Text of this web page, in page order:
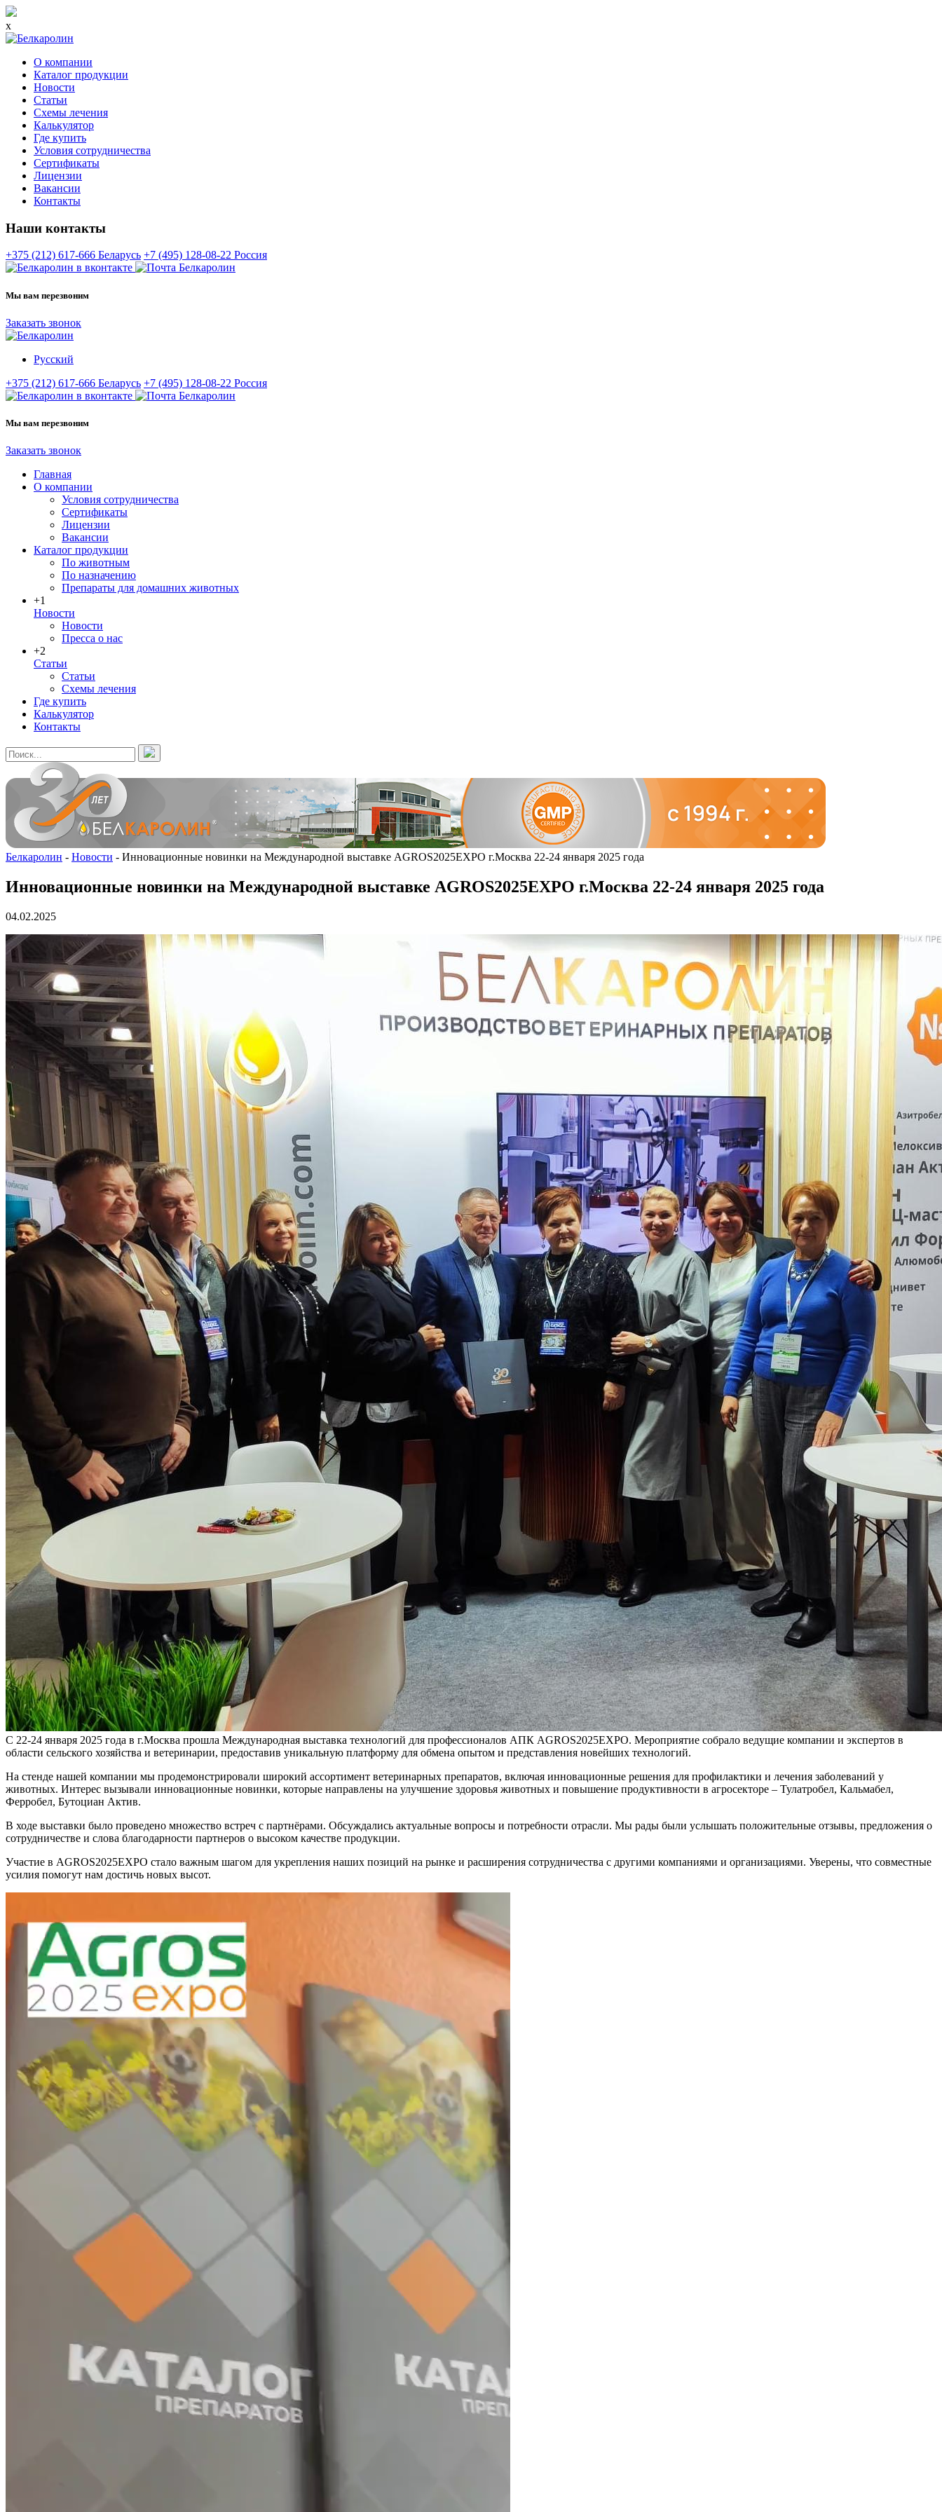
x
О компании
Каталог продукции
Новости
Статьи
Схемы лечения
Калькулятор
Где купить
Условия сотрудничества
Сертификаты
Лицензии
Вакансии
Контакты
Наши контакты
+375 (212) 617-666 Беларусь +7 (495) 128-08-22 Россия
Мы вам перезвоним
Заказать звонок
Русский
+375 (212) 617-666 Беларусь +7 (495) 128-08-22 Россия
Мы вам перезвоним
Заказать звонок
Главная
О компании
Условия сотрудничества
Сертификаты
Лицензии
Вакансии
Каталог продукции
По животным
По назначению
Препараты для домашних животных
+1
Новости
Новости
Пресса о нас
+2
Статьи
Статьи
Схемы лечения
Где купить
Калькулятор
Контакты
Белкаролин - Новости - Инновационные новинки на Международной выставке AGROS2025EXPO г.Москва 22-24 января 2025 года
Инновационные новинки на Международной выставке AGROS2025EXPO г.Москва 22-24 января 2025 года
04.02.2025
С 22-24 января 2025 года в г.Москва прошла Международная выставка технологий для профессионалов АПК AGROS2025EXPO. Мероприятие собрало ведущие компании и экспертов в
области сельского хозяйства и ветеринарии, предоставив уникальную платформу для обмена опытом и представления новейших технологий.
На стенде нашей компании мы продемонстрировали широкий ассортимент ветеринарных препаратов, включая инновационные решения для профилактики и лечения заболеваний у
животных. Интерес вызывали инновационные новинки, которые направлены на улучшение здоровья животных и повышение продуктивности в агросекторе – Тулатробел, Кальмабел,
Ферробел, Бутоциан Актив.
В ходе выставки было проведено множество встреч с партнёрами. Обсуждались актуальные вопросы и потребности отрасли. Мы рады были услышать положительные отзывы, предложения о
сотрудничестве и слова благодарности партнеров о высоком качестве продукции.
Участие в AGROS2025EXPO стало важным шагом для укрепления наших позиций на рынке и расширения сотрудничества с другими компаниями и организациями. Уверены, что совместные
усилия помогут нам достичь новых высот.